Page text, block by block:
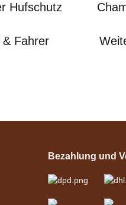
Hufschutz
& Fahrer
Bezahlung und